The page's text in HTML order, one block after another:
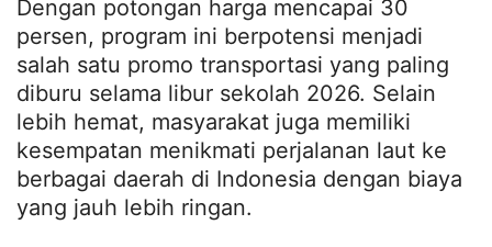
Dengan potongan harga mencapai 30
persen, program ini berpotensi menjadi
salah satu promo transportasi yang paling
diburu selama libur sekolah 2026. Selain
lebih hemat, masyarakat juga memiliki
kesempatan menikmati perjalanan laut ke
berbagai daerah di Indonesia dengan biaya
yang jauh lebih ringan.